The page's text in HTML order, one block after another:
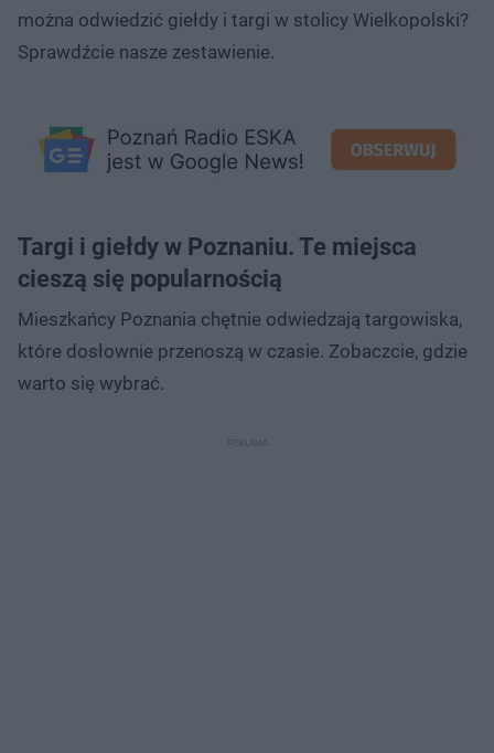
można odwiedzić giełdy i targi w stolicy Wielkopolski?
Sprawdźcie nasze zestawienie.
Targi i giełdy w Poznaniu. Te miejsca
cieszą się popularnością
Mieszkańcy Poznania chętnie odwiedzają targowiska,
które dosłownie przenoszą w czasie. Zobaczcie, gdzie
warto się wybrać.